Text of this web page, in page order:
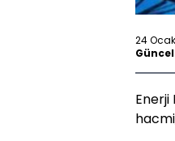
24 Ocak